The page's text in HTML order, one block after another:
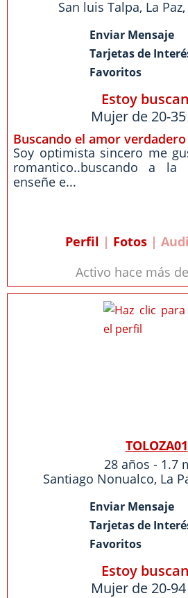
San luis Talpa, La Paz,
Enviar Mensaje
Tarjetas de
Favoritos
Estoy
Mujer de 20-
Buscando el amor
Soy optimista sincero me
romantico..buscando a
enseñe e...
Perfil | Fotos|
Activo hace más
TOLOZA01
28 años - 1.7
Santiago Nonualco, La
Enviar Mensaje
Tarjetas de
Favoritos
Estoy
Mujer de 20-